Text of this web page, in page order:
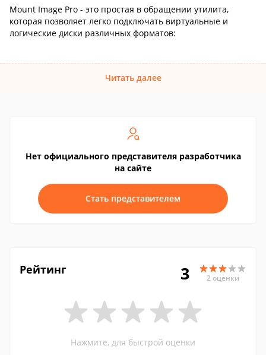
Mount Image Pro - это простая в обращении утилита,
которая позволяет легко подключать виртуальные и
логические диски различных форматов:
Читать далее
Нет официального представителя разработчика
на сайте
Стать представителем
Рейтинг 3 2 оценки
Нажмите, для быстрой оценки